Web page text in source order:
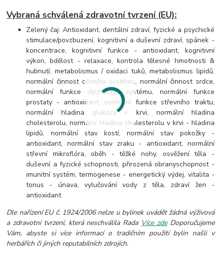
Vybraná schválená zdravotní tvrzení (EU):
Zelený čaj: Antioxidant, dentální zdraví, fyzické a psychické
stimulace/povzbuzení, kognitivní a duševní zdraví, spánek -
koncentrace, kognitivní funkce - antioxidant, kognitivní
výkon, bdělost - relaxace, kontrola tělesné hmotnosti &
hubnutí, metabolismus / oxidaci tuků, metabolismus lipidů,
normální činnost cévního systému, normální činnost srdce,
normální funkce dýchacího systému, normální funkce
prostaty - antioxidant, normální funkce střevního traktu,
normální hladina glukózy v krvi, normální hladina
cholesterolu, normální hladina cholesterolu v krvi - hladina
lipidů, normální stav kostí, normální stav pokožky -
antioxidant, normální stav zraku - antioxidant, normální
střevní mikroflóra, oběh - těžké nohy, osvěžení těla -
duševní a fyzické schopnosti, přirozená obranyschopnost -
imunitní systém, termogenese - energetický výdej, vitalita -
tonus - únava, vylučování vody z těla, zdraví žen -
antioxidant
Dle nařízení EU č. 1924/2006 nelze u bylinek uvádět žádná výživová
a zdravotní tvrzení, která neschválila Rada Více zdeDoporučujeme
Vám, abyste si více informací o tradičním použití bylin našli v
herbářích či jiných reputabilních zdrojích.